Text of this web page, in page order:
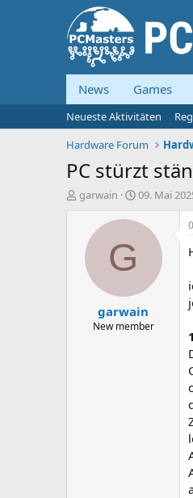
News Games
Neueste Aktivitäten
Hardware Forum
PC stürzt
E
garwain
E
s
t
a
m
09. Mai
G
garwain
New member